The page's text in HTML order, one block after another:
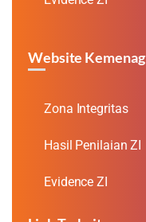
Website Kemenag
Zona Integritas
Hasil Penilaian ZI
Evidence ZI